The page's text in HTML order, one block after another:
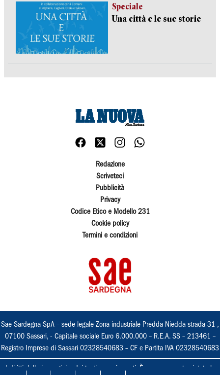
Speciale
Una città e le sue storie
Redazione
Scriveteci
Pubblicità
Privacy
Codice Etico e Modello 231
Cookie policy
Termini e condizioni
Sae Sardegna SpA – sede legale Zona industriale Predda Niedda strada 31 ,
07100 Sassari, - Capitale sociale Euro 6.000.000 – R.E.A. SS – 213461 –
Registro Imprese di Sassari 02328540683 – CF e Partita IVA 02328540683
I diritti delle immagini e dei testi sono riservati. È espressamente vietata la